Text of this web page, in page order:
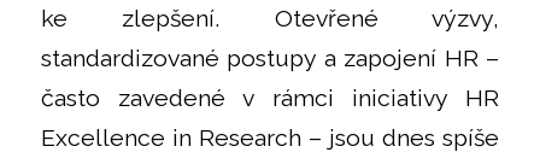
ke zlepšení. Otevřené výzvy,
standardizované postupy a zapojení HR –
často zavedené v rámci iniciativy HR
Excellence in Research – jsou dnes spíše